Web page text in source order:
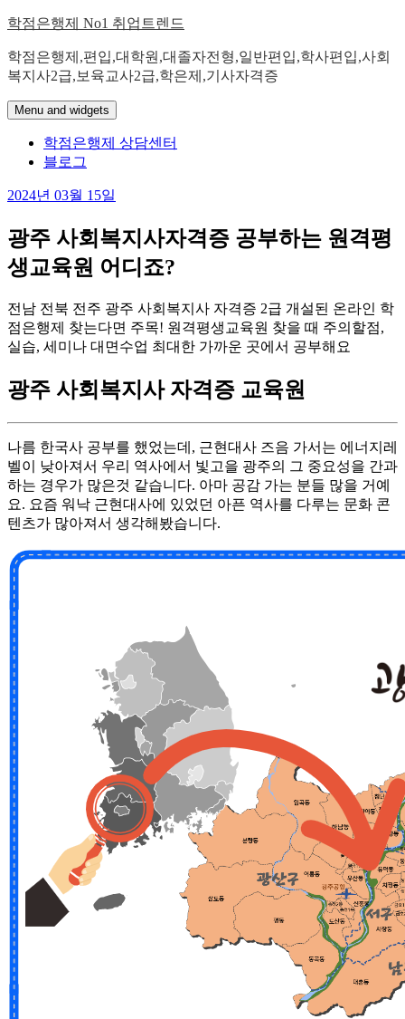
Skip
content
학점은행제 No1 취업트렌드
학점은행제,편입,대학원,대졸자전형,일반편입,학사편입,사회
복지사2급,보육교사2급,학은제,기사자격증
Menu and widgets
학점은행제 상담센터
블로그
2024년 03월 15일
광주 사회복지사자격증 공부하는 원격평
생교육원 어디죠?
전남 전북 전주 광주 사회복지사 자격증 2급 개설된 온라인 학
점은행제 찾는다면 주목! 원격평생교육원 찾을 때 주의할점,
실습, 세미나 대면수업 최대한 가까운 곳에서 공부해요
광주 사회복지사 자격증 교육원
나름 한국사 공부를 했었는데, 근현대사 즈음 가서는 에너지레
벨이 낮아져서 우리 역사에서 빛고을 광주의 그 중요성을 간과
하는 경우가 많은것 같습니다. 아마 공감 가는 분들 많을 거예
요. 요즘 워낙 근현대사에 있었던 아픈 역사를 다루는 문화 콘
텐츠가 많아져서 생각해봤습니다.